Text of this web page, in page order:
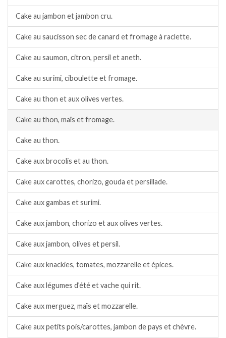
Cake au jambon et jambon cru.
Cake au saucisson sec de canard et fromage à raclette.
Cake au saumon, citron, persil et aneth.
Cake au surimi, ciboulette et fromage.
Cake au thon et aux olives vertes.
Cake au thon, maïs et fromage.
Cake au thon.
Cake aux brocolis et au thon.
Cake aux carottes, chorizo, gouda et persillade.
Cake aux gambas et surimi.
Cake aux jambon, chorizo et aux olives vertes.
Cake aux jambon, olives et persil.
Cake aux knackies, tomates, mozzarelle et épices.
Cake aux légumes d’été et vache qui rit.
Cake aux merguez, maïs et mozzarelle.
Cake aux petits pois/carottes, jambon de pays et chèvre.